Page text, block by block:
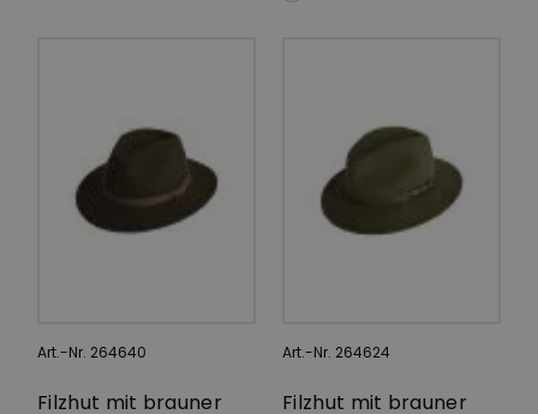
Art.-Nr. 264640
Filzhut mit brauner
Art.-Nr. 264624
Filzhut mit brauner